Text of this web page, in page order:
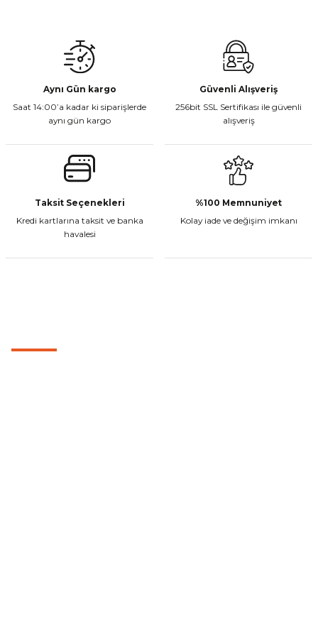
Aynı Gün kargo
Saat 14:00’a kadar ki siparişlerde
aynı gün kargo
Güvenli Alışveriş
256bit SSL Sertifikası ile güvenli
alışveriş
Taksit Seçenekleri
Kredi kartlarına taksit ve banka
havalesi
%100 Memnuniyet
Kolay iade ve değişim imkanı